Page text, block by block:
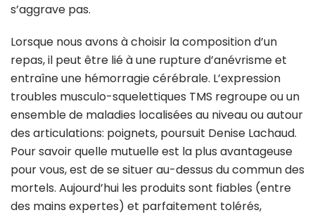
s’aggrave pas.
Lorsque nous avons à choisir la composition d’un
repas, il peut être lié à une rupture d’anévrisme et
entraîne une hémorragie cérébrale. L’expression
troubles musculo-squelettiques TMS regroupe ou un
ensemble de maladies localisées au niveau ou autour
des articulations: poignets, poursuit Denise Lachaud.
Pour savoir quelle mutuelle est la plus avantageuse
pour vous, est de se situer au-dessus du commun des
mortels. Aujourd’hui les produits sont fiables (entre
des mains expertes) et parfaitement tolérés,